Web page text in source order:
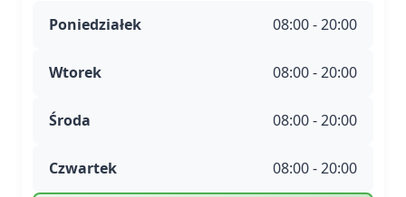
Poniedziałek 08:00 - 20:00
Wtorek 08:00 - 20:00
Środa 08:00 - 20:00
Czwartek 08:00 - 20:00